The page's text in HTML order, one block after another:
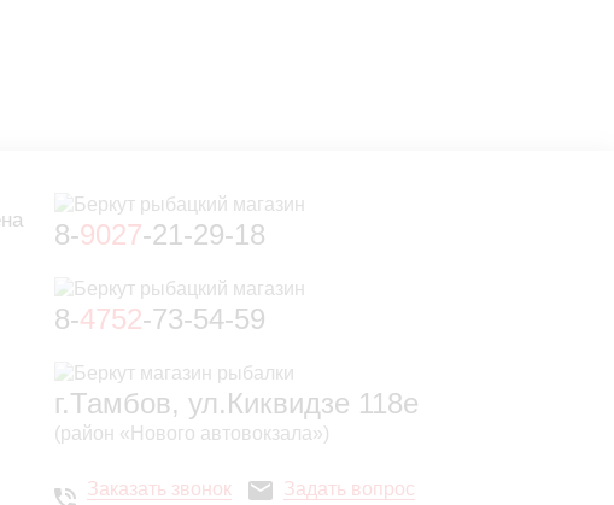
8-9027-21-29-18
8-4752-73-54-59
г.Тамбов, ул.Киквидзе 118е
(район «Нового автовокзала»)
Заказать звонок Задать вопрос